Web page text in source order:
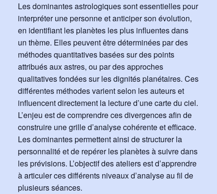
Les dominantes astrologiques sont essentielles pour
interpréter une personne et anticiper son évolution,
en identifiant les planètes les plus influentes dans
un thème. Elles peuvent être déterminées par des
méthodes quantitatives basées sur des points
attribués aux astres, ou par des approches
qualitatives fondées sur les dignités planétaires. Ces
différentes méthodes varient selon les auteurs et
influencent directement la lecture d’une carte du ciel.
L’enjeu est de comprendre ces divergences afin de
construire une grille d’analyse cohérente et efficace.
Les dominantes permettent ainsi de structurer la
personnalité et de repérer les planètes à suivre dans
les prévisions. L’objectif des ateliers est d’apprendre
à articuler ces différents niveaux d’analyse au fil de
plusieurs séances.